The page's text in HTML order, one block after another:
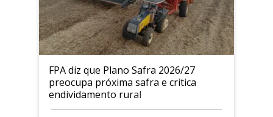
FPA diz que Plano Safra 2026/27
preocupa próxima safra e critica
endividamento rural